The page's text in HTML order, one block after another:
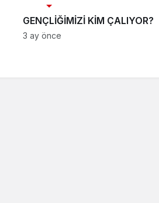
GENÇLİĞİMİZİ KİM ÇALIYOR?
3 ay önce